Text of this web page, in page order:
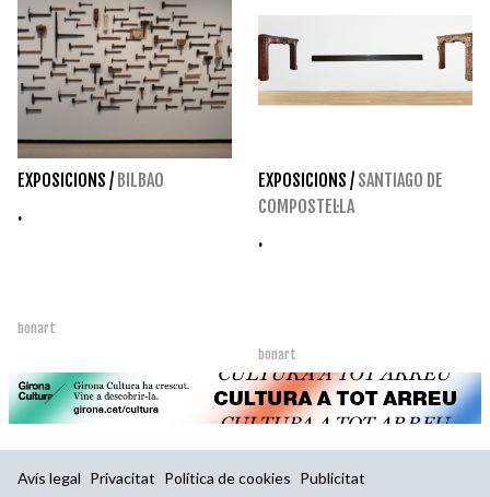
EXPOSICIONS / BILBAO
.
bonart
EXPOSICIONS / SANTIAGO DE
COMPOSTEL·LA
.
bonart
Avís legal Privacitat Política de cookies Publicitat